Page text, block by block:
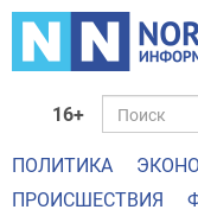
16+
ПОЛИТИКА
ПРОИСШЕСТВИЯ